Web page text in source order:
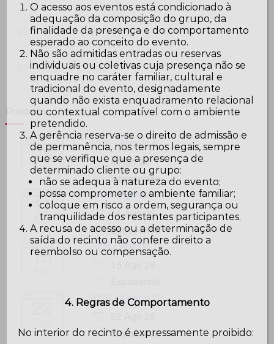
23 24 25 26 27 28
30 31 1 2 3 4
Próximos
08
Ago
2026 - Agosto 8
8 Ago 26
Esposende
11
Ago
2026 - Agosto 11
11 Ago 26
Esposende
15
2026 - Agosto 15
2026 - Agosto 22
Esposende
O acesso aos eventos está condicionado à
adequação da composição do grupo, da
finalidade da presença e do comportamento
esperado ao conceito do evento.
Não são admitidas entradas ou reservas
individuais ou coletivas cuja presença não se
enquadre no caráter familiar, cultural e
tradicional do evento, designadamente
quando não exista enquadramento relacional
ou contextual compatível com o ambiente
pretendido.
A gerência reserva-se o direito de admissão e
de permanência, nos termos legais, sempre
que se verifique que a presença de
determinado cliente ou grupo:
não se adequa à natureza do evento;
possa comprometer o ambiente familiar;
coloque em risco a ordem, segurança ou
tranquilidade dos restantes participantes.
A recusa de acesso ou a determinação de
saída do recinto não confere direito a
reembolso ou compensação.
4. Regras de Comportamento
No interior do recinto é expressamente proibido: